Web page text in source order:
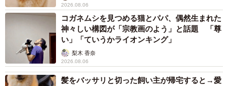
2026.08.06
コガネムシを見つめる猫とパパ、偶然生まれた
神々しい構図が「宗教画のよう」と話題 「尊
い」「ていうかライオンキング」
梨木 香奈
2026.08.06
髪をバッサリと切った飼い主が帰宅すると→愛